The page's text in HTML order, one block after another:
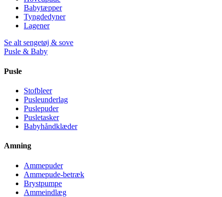
Babytæpper
Tyngdedyner
Lagener
Se alt sengetøj & sove
Pusle & Baby
Pusle
Stofbleer
Pusleunderlag
Puslepuder
Pusletasker
Babyhåndklæder
Amning
Ammepuder
Ammepude-betræk
Brystpumpe
Ammeindlæg